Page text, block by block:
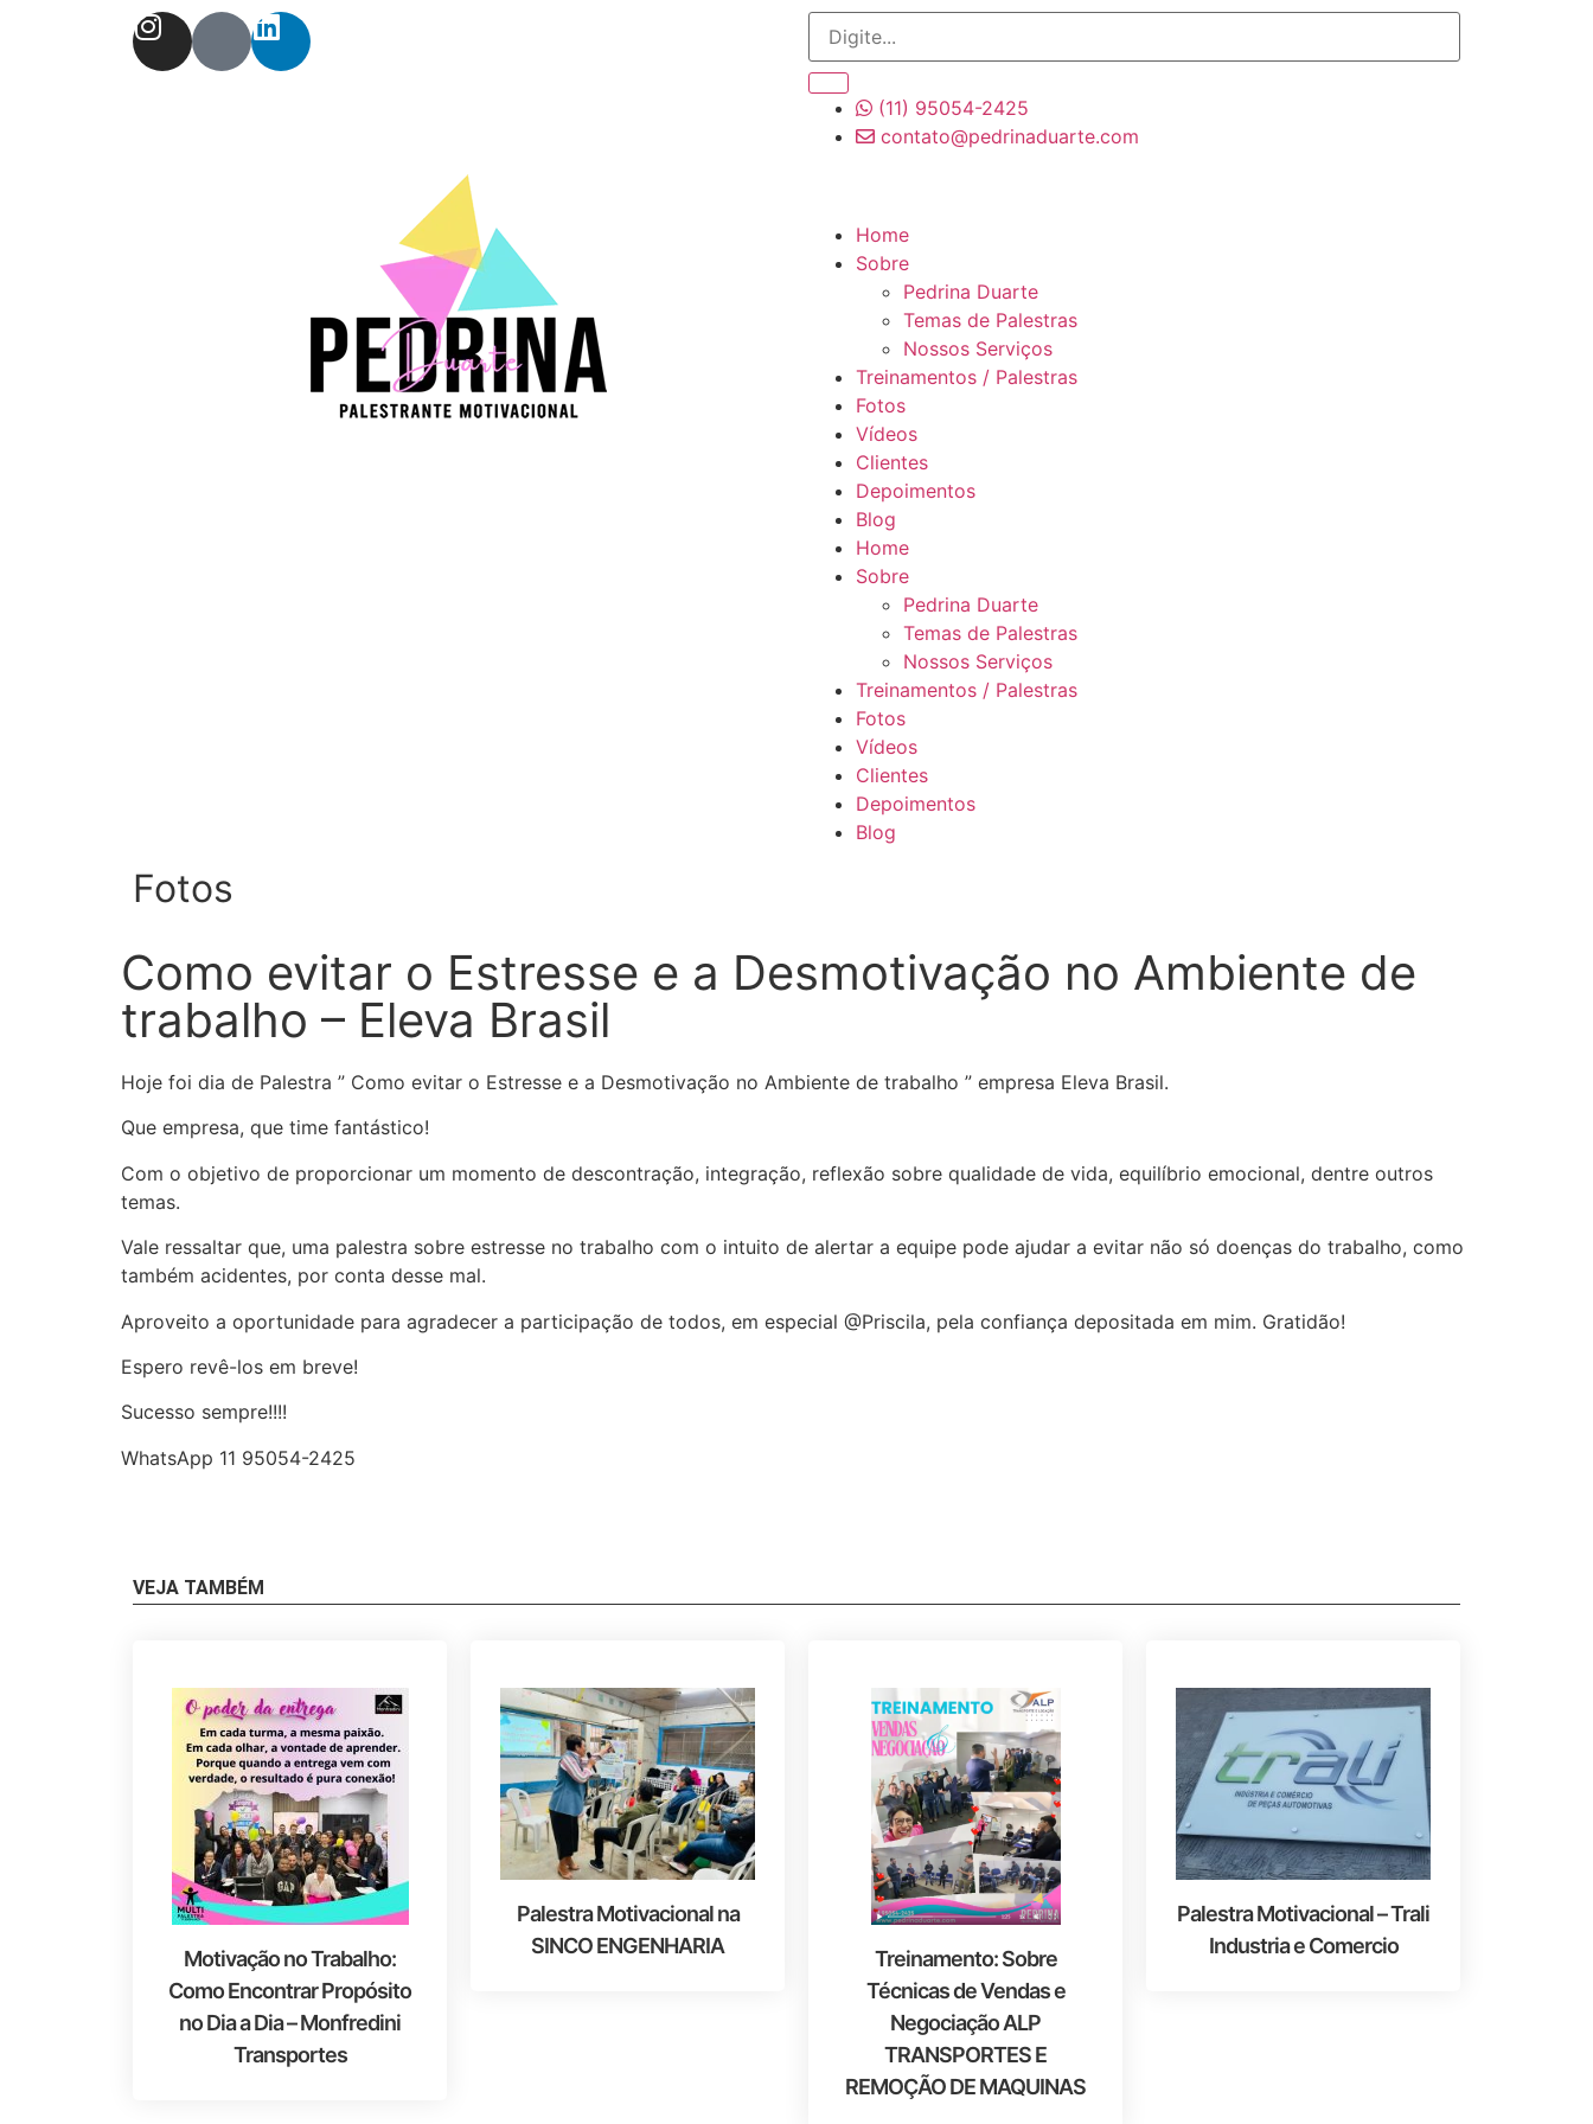
(11) 95054-2425
contato@pedrinaduarte.com
Home
Sobre
Pedrina Duarte
Temas de Palestras
Nossos Serviços
Treinamentos / Palestras
Fotos
Vídeos
Clientes
Depoimentos
Blog
Home
Sobre
Pedrina Duarte
Temas de Palestras
Nossos Serviços
Treinamentos / Palestras
Fotos
Vídeos
Clientes
Depoimentos
Blog
Fotos
Como evitar o Estresse e a Desmotivação no Ambiente de
trabalho – Eleva Brasil
Hoje foi dia de Palestra ” Como evitar o Estresse e a Desmotivação no Ambiente de trabalho ” empresa Eleva Brasil.
Que empresa, que time fantástico!
Com o objetivo de proporcionar um momento de descontração, integração, reflexão sobre qualidade de vida, equilíbrio emocional, dentre outros
temas.
Vale ressaltar que, uma palestra sobre estresse no trabalho com o intuito de alertar a equipe pode ajudar a evitar não só doenças do trabalho, como
também acidentes, por conta desse mal.
Aproveito a oportunidade para agradecer a participação de todos, em especial @Priscila, pela confiança depositada em mim. Gratidão!
Espero revê-los em breve!
Sucesso sempre!!!!
WhatsApp 11 95054-2425
VEJA TAMBÉM
Motivação no Trabalho:
Como Encontrar Propósito
no Dia a Dia – Monfredini
Transportes
Palestra Motivacional na
SINCO ENGENHARIA
Treinamento: Sobre
Técnicas de Vendas e
Negociação ALP
TRANSPORTES E
REMOÇÃO DE MAQUINAS
Palestra Motivacional – Trali
Industria e Comercio